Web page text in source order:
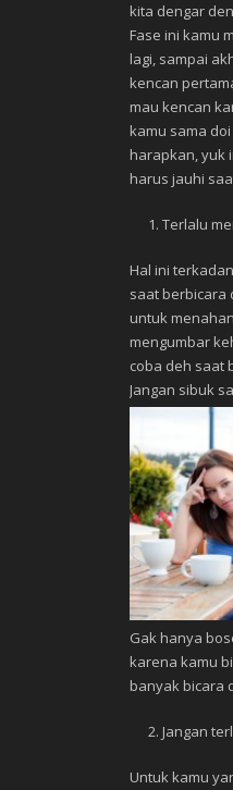
kita dengar
Fase ini kamu
lagi, sampai
kencan
mau kencan
kamu sama
harapkan, yuk
harus jauhi
Terlalu
Hal ini
saat berbicara
untuk
mengumbar
coba deh saat
Jangan sibuk
Gak hanya
karena kamu
banyak bicara
Jangan
Untuk kamu